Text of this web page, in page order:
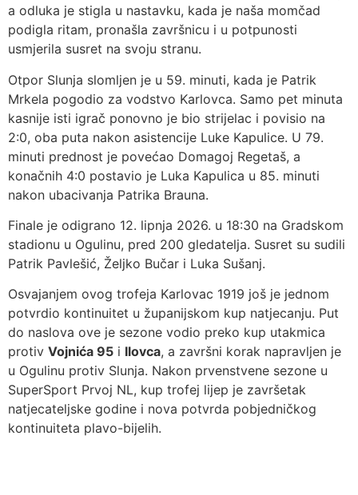
a odluka je stigla u nastavku, kada je naša momčad
podigla ritam, pronašla završnicu i u potpunosti
usmjerila susret na svoju stranu.
Otpor Slunja slomljen je u 59. minuti, kada je Patrik
Mrkela pogodio za vodstvo Karlovca. Samo pet minuta
kasnije isti igrač ponovno je bio strijelac i povisio na
2:0, oba puta nakon asistencije Luke Kapulice. U 79.
minuti prednost je povećao Domagoj Regetaš, a
konačnih 4:0 postavio je Luka Kapulica u 85. minuti
nakon ubacivanja Patrika Brauna.
Finale je odigrano 12. lipnja 2026. u 18:30 na Gradskom
stadionu u Ogulinu, pred 200 gledatelja. Susret su sudili
Patrik Pavlešić, Željko Bučar i Luka Sušanj.
Osvajanjem ovog trofeja Karlovac 1919 još je jednom
potvrdio kontinuitet u županijskom kup natjecanju. Put
do naslova ove je sezone vodio preko kup utakmica
protiv Vojnića 95 i Ilovca, a završni korak napravljen je
u Ogulinu protiv Slunja. Nakon prvenstvene sezone u
SuperSport Prvoj NL, kup trofej lijep je završetak
natjecateljske godine i nova potvrda pobjedničkog
kontinuiteta plavo-bijelih.